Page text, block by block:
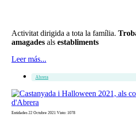
Activitat dirigida a tota la família.
amagades als establiments
Leer más...
Abrera
Entidades 22 Octubre 2021 Visto: 1078